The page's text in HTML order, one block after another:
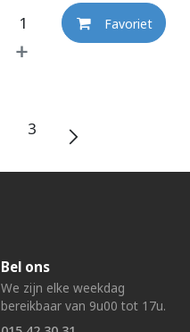
Favoriet
3
Bel ons
We zijn elke weekdag
bereikbaar van 9u00 tot 17u.